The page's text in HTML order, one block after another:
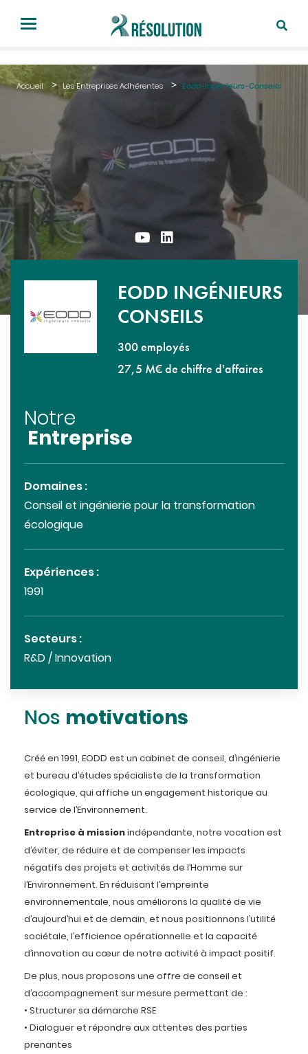
Accueil Les Entreprises Adhérentes Eodd-Ingenieurs-Conseils
EODD INGÉNIEURS
CONSEILS
300 employés
27,5 M€ de chiffre d'affaires
Notre
Entreprise
Domaines :
Conseil et ingénierie pour la transformation
écologique
Expériences :
1991
Secteurs :
R&D / Innovation
Nos motivations
Créé en 1991, EODD est un cabinet de conseil, d’ingénierie
et bureau d’études spécialiste de la transformation
écologique, qui affiche un engagement historique au
service de l’Environnement.
Entreprise à missionindépendante, notre vocation est
d’éviter, de réduire et de compenser les impacts
négatifs des projets et activités de l’Homme sur
l’Environnement. En réduisant l’empreinte
environnementale, nous améliorons la qualité de vie
d’aujourd’hui et de demain, et nous positionnons l’utilité
sociétale, l’efficience opérationnelle et la capacité
d’innovation au cœur de notre activité à impact positif.
De plus, nous proposons une offre de conseil et
d’accompagnement sur mesure permettant de :
• Structurer sa démarche RSE
• Dialoguer et répondre aux attentes des parties
prenantes